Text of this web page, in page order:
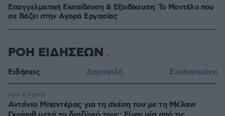
Επαγγελματική Εκπαίδευση & Εξειδίκευση: Το Mοντέλο που
σε Bάζει στην Aγορά Eργασίας
ΡΟΗ ΕΙΔΗΣΕΩΝ
Ειδήσεις Δημοφιλή Σχολιασμένα
Αντόνιο Μπαντέρας για τη σχέση του με τη Μέλανι
πριν 6 λεπτά